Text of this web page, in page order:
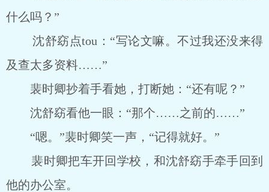
什么吗？”
沈舒窈点tou：“写论文嘛。不过我还没来得
及查太多资料……”
裴时卿抄着手看她，打断她：“还有呢？”
沈舒窈看他一眼：“那个……之前的……”
“嗯。”裴时卿笑一声，“记得就好。”
裴时卿把车开回学校，和沈舒窈手牵手回到
他的办公室。